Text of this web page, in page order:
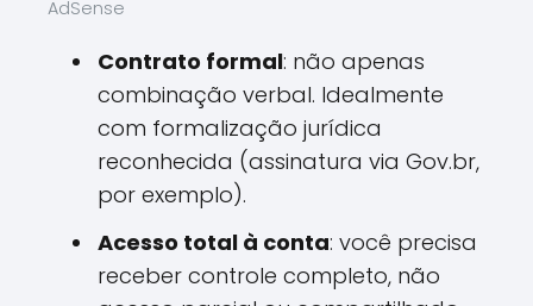
AdSense
Contrato formal: não apenas
combinação verbal. Idealmente
com formalização jurídica
reconhecida (assinatura via Gov.br,
por exemplo).
Acesso total à conta: você precisa
receber controle completo, não